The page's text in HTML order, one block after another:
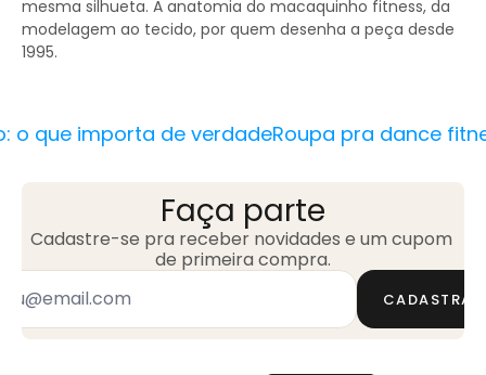
mesma silhueta. A anatomia do macaquinho fitness, da
modelagem ao tecido, por quem desenha a peça desde
1995.
o que importa de verdadeRoupa pra dance
Faça parte
Cadastre-se pra receber novidades e um cupom
de primeira compra.
CADASTRAR